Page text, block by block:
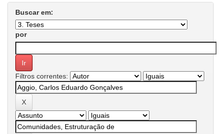
Buscar em:
por
Filtros correntes: